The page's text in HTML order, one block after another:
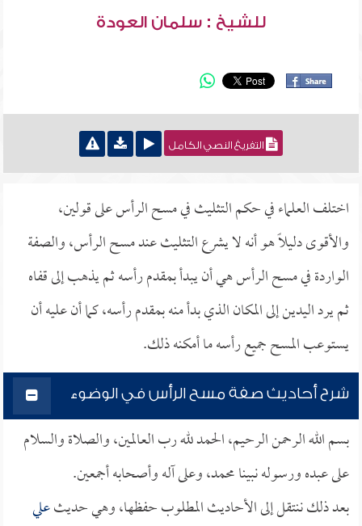
للشيخ : سلمان العودة
التفريغ النصي الكامل
اختلف العلماء في حكم التثليث في مسح الرأس على قولين،
والأقوى دليلاً هو أنه لا يشرع التثليث عند مسح الرأس، والصفة
الواردة في مسح الرأس هي أن يبدأ بمقدم رأسه ثم يذهب إلى قفاه
ثم يرد اليدين إلى المكان الذي بدأ منه بمقدم رأسه، كما أن عليه أن
يستوعب المسح جميع رأسه ما أمكنه ذلك.
شرح أحاديث صفة مسح الرأس في الوضوء
بسم الله الرحمن الرحيم، الحمد لله رب العالمين، والصلاة والسلام
على عبده ورسوله نبينا محمد، وعلى آله وأصحابه أجمعين.
بعد ذلك ننتقل إلى الأحاديث المطلوب حفظها، وهي حديثعلي